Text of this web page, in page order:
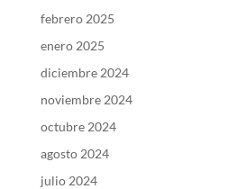
febrero 2025
enero 2025
diciembre 2024
noviembre 2024
octubre 2024
agosto 2024
julio 2024